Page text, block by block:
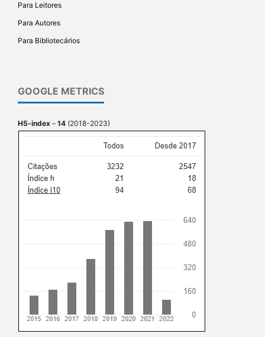
Para Leitores
Para Autores
Para Bibliotecários
GOOGLE METRICS
H5-index – 14 (2018-2023)